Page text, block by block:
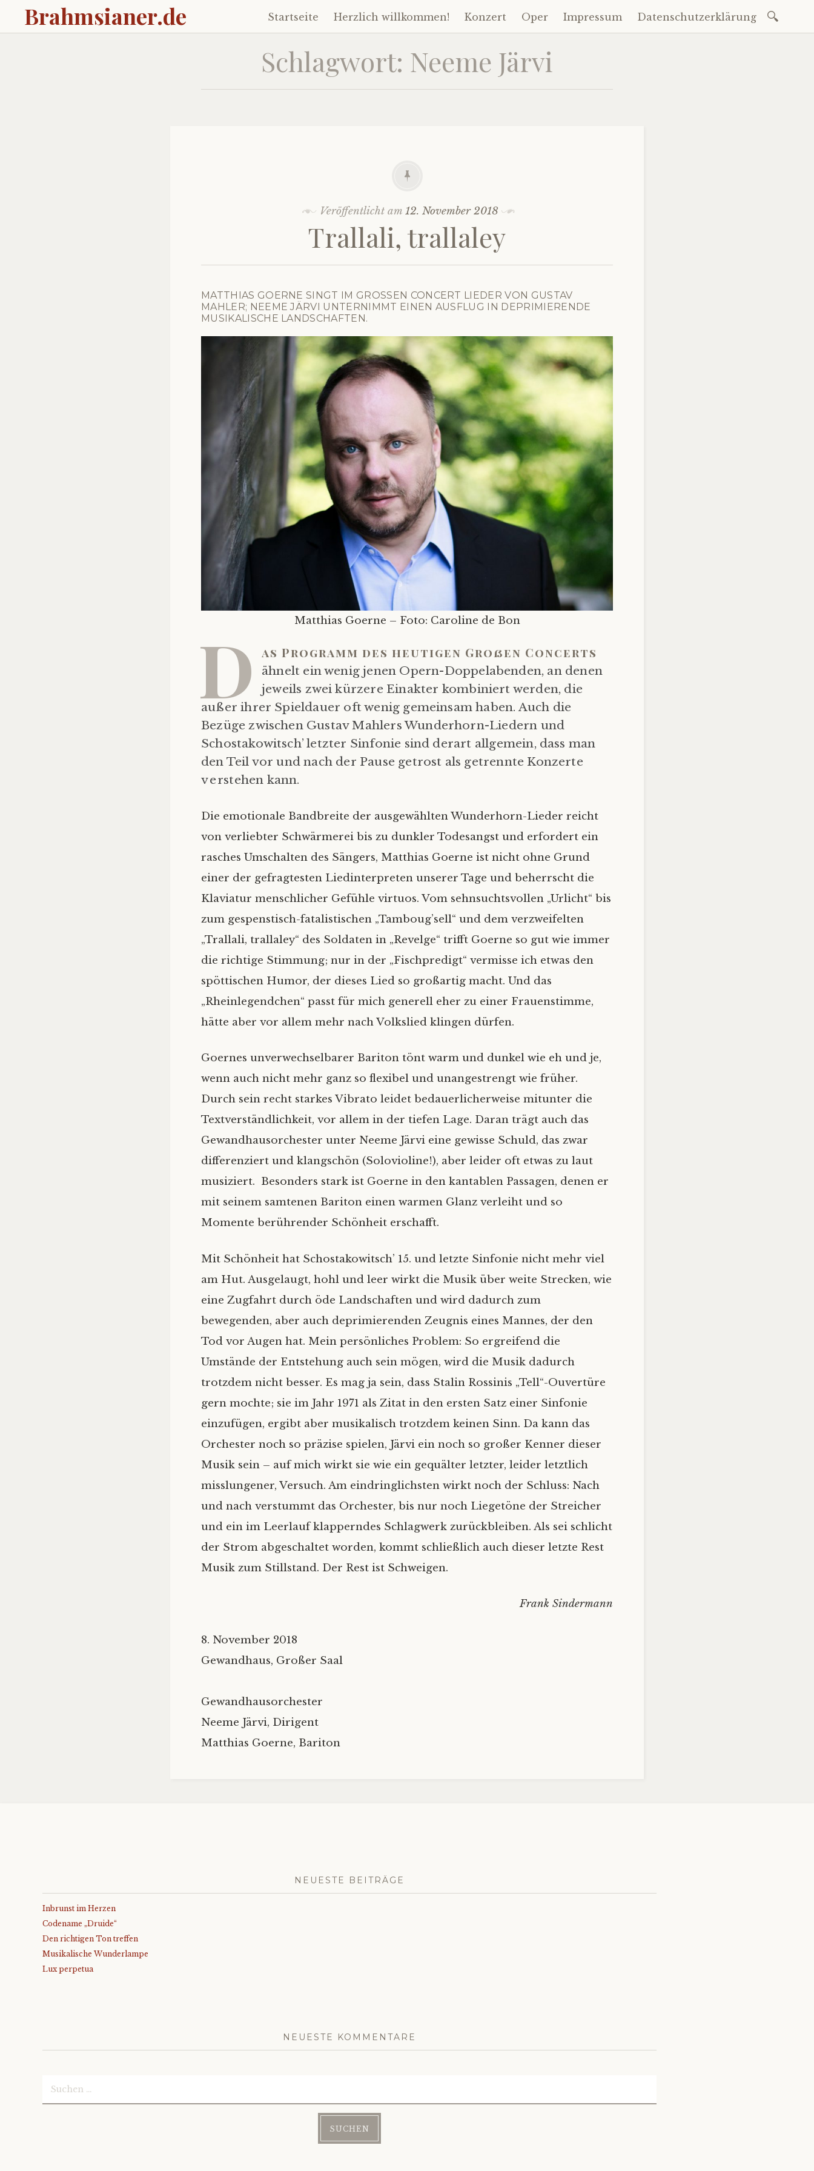
Brahmsianer.de
Zum
Inhalt
springen
Startseite Herzlich willkommen! Konzert Oper Impressum Datenschutzerklärung
Schlagwort: Neeme Järvi
Veröffentlicht am 12. November 2018
Trallali, trallaley
MATTHIAS GOERNE SINGT IM GROSSEN CONCERT LIEDER VON GUSTAV M
AHLER; NEEME JÄRVI UNTERNIMMT EINEN AUSFLUG IN DEPRIMIERENDE M
USIKALISCHE LANDSCHAFTEN.
Matthias Goerne – Foto: Caroline de Bon
D as Programm des heutigen Großen Concerts
ähnelt ein wenig jenen Opern-Doppelabenden, an denen
jeweils zwei kürzere Einakter kombiniert werden, die
außer ihrer Spieldauer oft wenig gemeinsam haben. Auch die
Bezüge zwischen Gustav Mahlers Wunderhorn-Liedern und
Schostakowitsch’ letzter Sinfonie sind derart allgemein, dass man
den Teil vor und nach der Pause getrost als getrennte Konzerte
verstehen kann.
Die emotionale Bandbreite der ausgewählten Wunderhorn-Lieder reicht
von verliebter Schwärmerei bis zu dunkler Todesangst und erfordert ein
rasches Umschalten des Sängers, Matthias Goerne ist nicht ohne Grund
einer der gefragtesten Liedinterpreten unserer Tage und beherrscht die
Klaviatur menschlicher Gefühle virtuos. Vom sehnsuchtsvollen „Urlicht“ bis
zum gespenstisch-fatalistischen „Tamboug’sell“ und dem verzweifelten
„Trallali, trallaley“ des Soldaten in „Revelge“ trifft Goerne so gut wie immer
die richtige Stimmung; nur in der „Fischpredigt“ vermisse ich etwas den
spöttischen Humor, der dieses Lied so großartig macht. Und das
„Rheinlegendchen“ passt für mich generell eher zu einer Frauenstimme,
hätte aber vor allem mehr nach Volkslied klingen dürfen.
Goernes unverwechselbarer Bariton tönt warm und dunkel wie eh und je,
wenn auch nicht mehr ganz so flexibel und unangestrengt wie früher.
Durch sein recht starkes Vibrato leidet bedauerlicherweise mitunter die
Textverständlichkeit, vor allem in der tiefen Lage. Daran trägt auch das
Gewandhausorchester unter Neeme Järvi eine gewisse Schuld, das zwar
differenziert und klangschön (Solovioline!), aber leider oft etwas zu laut
musiziert. Besonders stark ist Goerne in den kantablen Passagen, denen er
mit seinem samtenen Bariton einen warmen Glanz verleiht und so
Momente berührender Schönheit erschafft.
Mit Schönheit hat Schostakowitsch’ 15. und letzte Sinfonie nicht mehr viel
am Hut. Ausgelaugt, hohl und leer wirkt die Musik über weite Strecken, wie
eine Zugfahrt durch öde Landschaften und wird dadurch zum
bewegenden, aber auch deprimierenden Zeugnis eines Mannes, der den
Tod vor Augen hat. Mein persönliches Problem: So ergreifend die
Umstände der Entstehung auch sein mögen, wird die Musik dadurch
trotzdem nicht besser. Es mag ja sein, dass Stalin Rossinis „Tell“-Ouvertüre
gern mochte; sie im Jahr 1971 als Zitat in den ersten Satz einer Sinfonie
einzufügen, ergibt aber musikalisch trotzdem keinen Sinn. Da kann das
Orchester noch so präzise spielen, Järvi ein noch so großer Kenner dieser
Musik sein – auf mich wirkt sie wie ein gequälter letzter, leider letztlich
misslungener, Versuch. Am eindringlichsten wirkt noch der Schluss: Nach
und nach verstummt das Orchester, bis nur noch Liegetöne der Streicher
und ein im Leerlauf klapperndes Schlagwerk zurückbleiben. Als sei schlicht
der Strom abgeschaltet worden, kommt schließlich auch dieser letzte Rest
Musik zum Stillstand. Der Rest ist Schweigen.
Frank Sindermann
8. November 2018
Gewandhaus, Großer Saal
Gewandhausorchester
Neeme Järvi, Dirigent
Matthias Goerne, Bariton
NEUESTE BEITRÄGE
Inbrunst im Herzen
Codename „Druide“
Den richtigen Ton treffen
Musikalische Wunderlampe
Lux perpetua
NEUESTE KOMMENTARE
Suchen
nach: